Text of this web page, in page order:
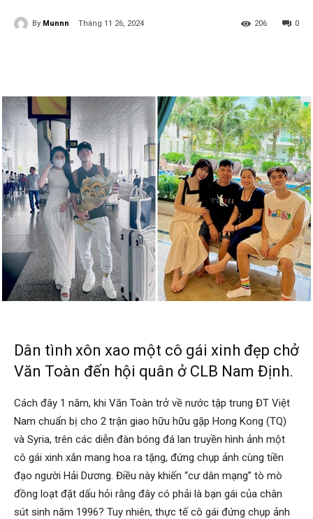
By Munnn Tháng 11 26, 2024 0
206
Dân tình xôn xao một cô gái xinh đẹp chở
Văn Toàn đến hội quân ở CLB Nam Định.
Cách đây 1 năm, khi Văn Toàn trở về nước tập trung ĐT Việt
Nam chuẩn bị cho 2 trận giao hữu hữu gặp Hong Kong (TQ)
và Syria, trên các diễn đàn bóng đá lan truyền hình ảnh một
cô gái xinh xắn mang hoa ra tặng, đứng chụp ảnh cùng tiền
đạo người Hải Dương. Điều này khiến “cư dân mạng” tò mò
đồng loạt đặt dấu hỏi rằng đây có phải là bạn gái của chân
sút sinh năm 1996? Tuy nhiên, thực tế cô gái đứng chụp ảnh